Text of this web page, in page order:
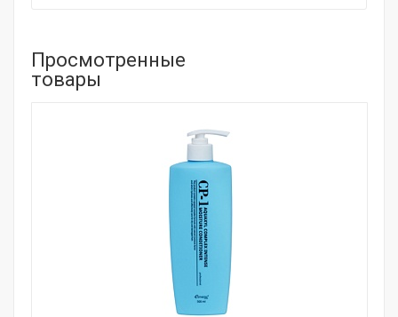
Просмотренные
товары